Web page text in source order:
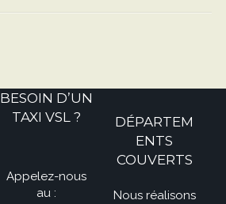
BESOIN D’UN
TAXI VSL ?
Appelez-nous
au :
DÉPARTEM
ENTS
COUVERTS
Nous réalisons